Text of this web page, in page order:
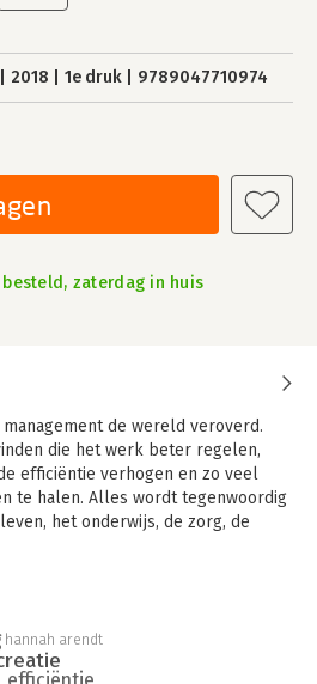
2018 1e druk 9789047710974
besteld, zaterdag in huis
de wereld veroverd.
die het werk beter regelen,
efficiëntie verhogen en zo veel
te halen. Alles wordt tegenwoordig
het onderwijs, de zorg, de
onderzoekt Marjolein
management zo aantrekkelijk is,
hannah arendt